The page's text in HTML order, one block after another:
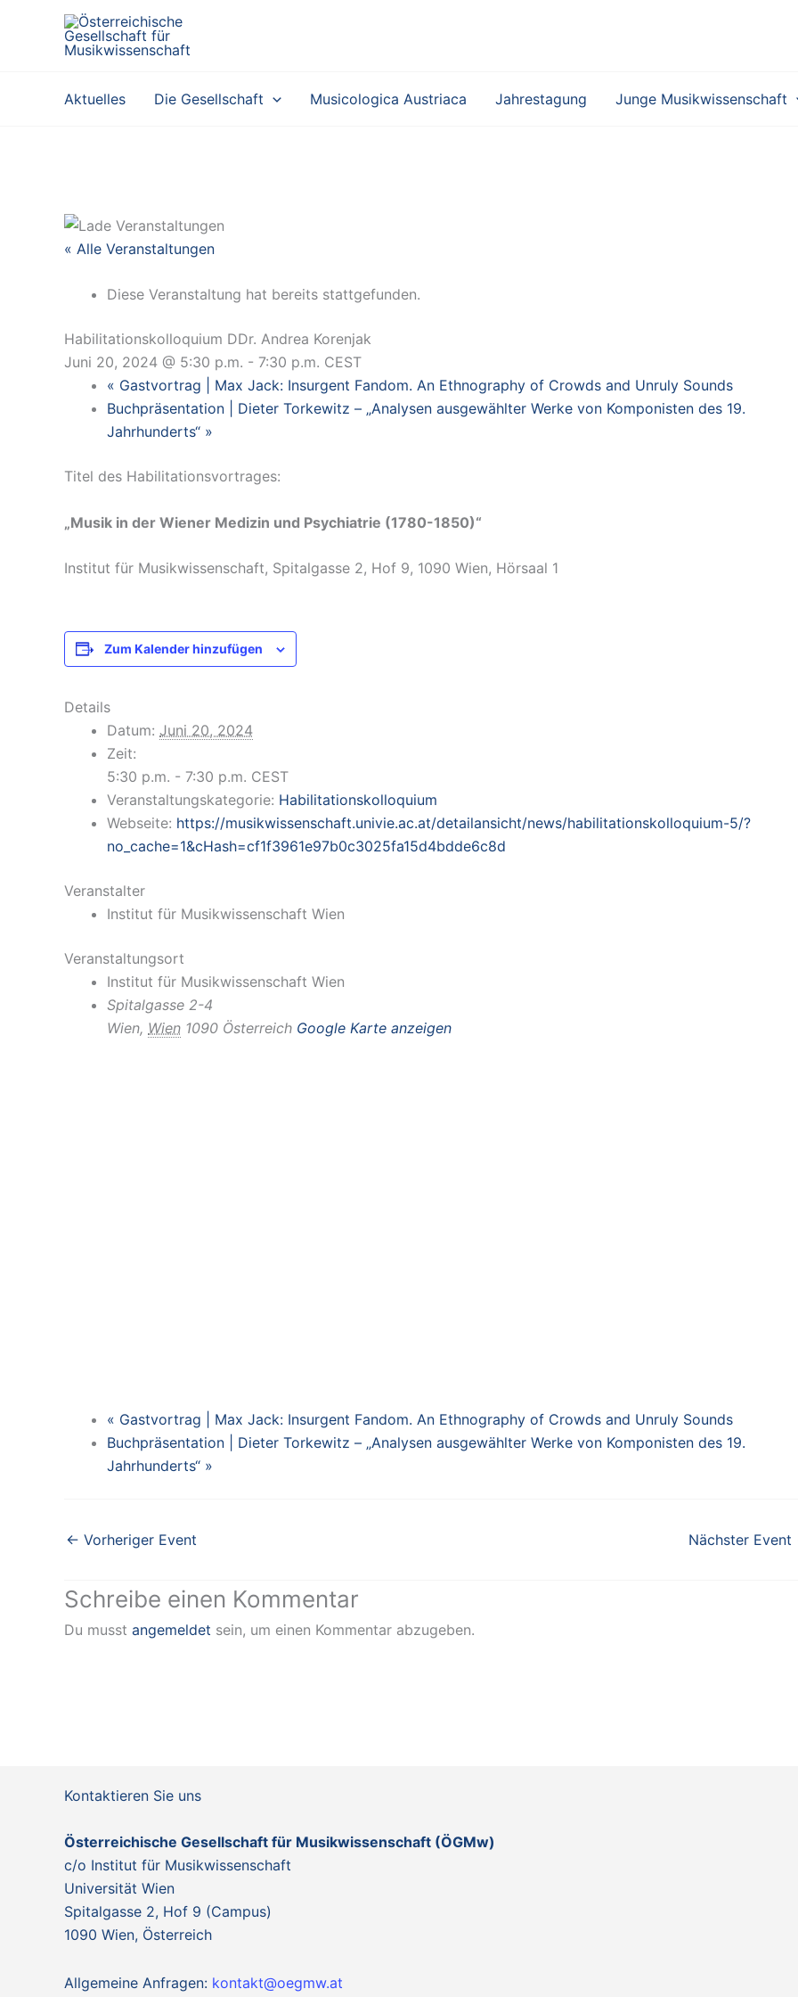
Aktuelles Die Gesellschaft Musicologica Austriaca Jahrestagung Junge Musikwissenschaft
« Alle Veranstaltungen
Diese Veranstaltung hat bereits stattgefunden.
Habilitationskolloquium DDr. Andrea Korenjak
Juni 20, 2024 @ 5:30 p.m. - 7:30 p.m. CEST
« Gastvortrag | Max Jack: Insurgent Fandom. An Ethnography of Crowds and Unruly Sounds
Buchpräsentation | Dieter Torkewitz – „Analysen ausgewählter Werke von Komponisten des 19.
Jahrhunderts“ »
Titel des Habilitationsvortrages:
„Musik in der Wiener Medizin und Psychiatrie (1780-1850)“
Institut für Musikwissenschaft, Spitalgasse 2, Hof 9, 1090 Wien, Hörsaal 1
Zum Kalender hinzufügen
Details
Datum: Juni 20, 2024
Zeit:
5:30 p.m. - 7:30 p.m. CEST
Veranstaltungskategorie: Habilitationskolloquium
Webseite: https://musikwissenschaft.univie.ac.at/detailansicht/news/habilitationskolloquium-5/?
no_cache=1&cHash=cf1f3961e97b0c3025fa15d4bdde6c8d
Veranstalter
Institut für Musikwissenschaft Wien
Veranstaltungsort
Institut für Musikwissenschaft Wien
Spitalgasse 2-4
Wien, Wien 1090 Österreich Google Karte anzeigen
« Gastvortrag | Max Jack: Insurgent Fandom. An Ethnography of Crowds and Unruly Sounds
Buchpräsentation | Dieter Torkewitz – „Analysen ausgewählter Werke von Komponisten des 19.
Jahrhunderts“ »
← Vorheriger Event Nächster Event
Schreibe einen Kommentar
Du musst angemeldet sein, um einen Kommentar abzugeben.
Kontaktieren Sie uns
Österreichische Gesellschaft für Musikwissenschaft (ÖGMw)
c/o Institut für Musikwissenschaft
Universität Wien
Spitalgasse 2, Hof 9 (Campus)
1090 Wien, Österreich
Allgemeine Anfragen: kontakt@oegmw.at